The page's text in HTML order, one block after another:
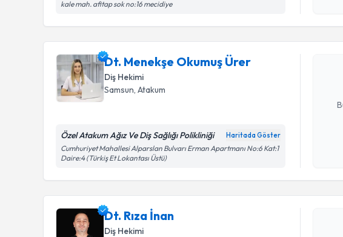
kale mah. afitap sok no:16 mecidiye
Dt. Menekşe Okumuş Ürer
Diş Hekimi
Samsun , Atakum
Özel Atakum Ağız Ve Diş Sağlığı Polikliniği Haritada Göster
Cumhuriyet Mahallesi Alparslan Bulvarı Erman Apartmanı No:6 Kat:1
Daire:4 (Türkiş Et Lokantası Üstü)
Dt.
oluşturun.
Dt. Rıza İnan
Diş Hekimi
Randevu
Dt. Rıza